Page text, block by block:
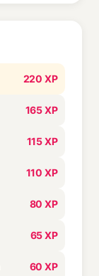
220 XP
165 XP
115 XP
110 XP
80 XP
65 XP
60 XP